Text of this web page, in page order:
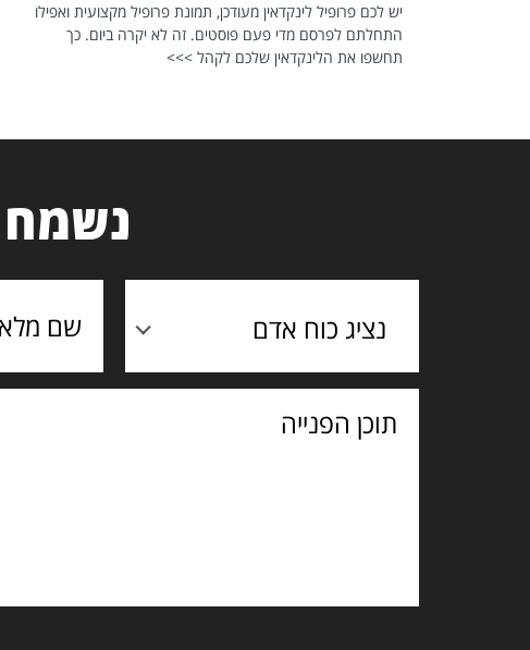
יש לכם פרופיל לינקדאין מעודכן, תמונת פרופיל מקצועית ואפילו
התחלתם לפרסם מדי פעם פוסטים. זה לא יקרה ביום. כך
תחשפו את הלינקדאין שלכם לקהל >>>
נציג כוח אדם
תוכן